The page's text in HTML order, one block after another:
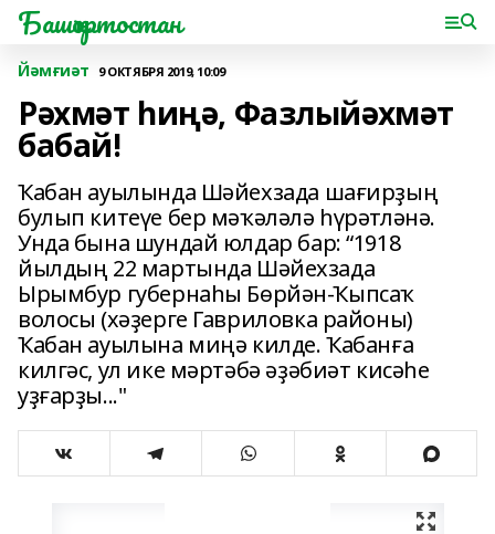
Башҡортостан
Йәмғиәт 9 ОКТЯБРЯ 2019, 10:09
Рәхмәт һиңә, Фазлыйәхмәт
бабай!
Ҡабан ауылында Шәйехзада шағирҙың
булып китеүе бер мәҡәләлә һүрәтләнә.
Унда бына шундай юлдар бар: “1918
йылдың 22 мартында Шәйехзада
Ырымбур губернаһы Бөрйән-Ҡыпсаҡ
волосы (хәҙерге Гавриловка районы)
Ҡабан ауылына миңә килде. Ҡабанға
килгәс, ул ике мәртәбә әҙәбиәт кисәһе
уҙғарҙы..."